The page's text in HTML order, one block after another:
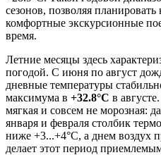
сезонов, позволяя
комфортные экскурсионные
время.
Летние месяцы здесь
погодой. С июня по август
дневные температуры
максимума в +32.8°C в
мягкая и совсем не морозная:
января и февраля столбик
ниже +3...+4°C, а днем воздух
делает этот период